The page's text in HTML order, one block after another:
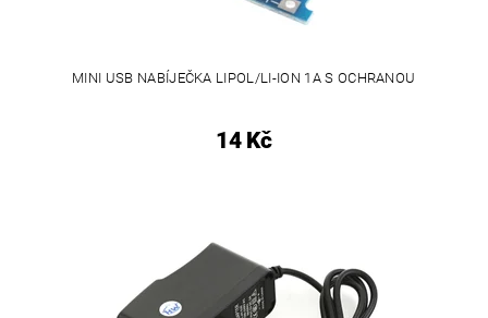
MINI USB NABÍJEČKA LIPOL/LI-ION 1A S OCHRANOU
14 Kč